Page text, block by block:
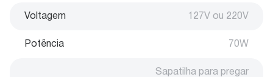
Voltagem 127V ou 220V
Potência 70W
Sapatilha para pregar